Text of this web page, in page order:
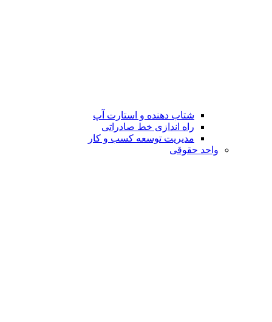
شتاب دهنده و استارت آپ
راه اندازی خط صادراتی
مدیریت توسعه کسب و کار
واحد حقوقی